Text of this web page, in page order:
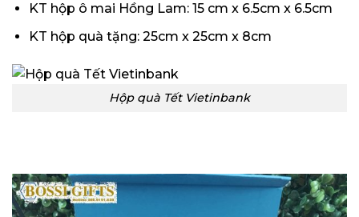
KT hộp ô mai Hồng Lam: 15 cm x 6.5cm x 6.5cm
KT hộp quà tặng: 25cm x 25cm x 8cm
Hộp quà Tết Vietinbank